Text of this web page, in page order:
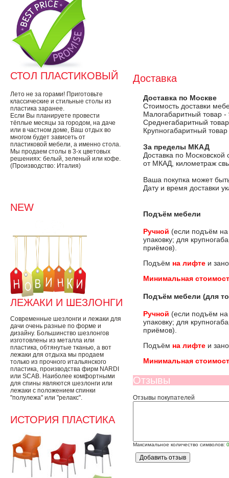
СТОЛ ПЛАСТИКОВЫЙ
Лето не за горами! Приготовьте
классические и стильные столы из
пластика заранее.
Если Вы планируете провести
тёплые месяцы за городом, на даче
или в частном доме, Ваш отдых во
многом будет зависеть от
пластиковой мебели, а именно стола.
Мы продаем столы в 3-х цветовых
решениях: белый, зеленый или кофе.
(Производство: Италия)
NEW
ЛЕЖАКИ И ШЕЗЛОНГИ
Современные шезлонги и лежаки для
дачи очень разные по форме и
дизайну. Большинство шезлонгов
изготовлены из металла или
пластика, обтянутые тканью, а вот
лежаки для отдыха мы продаем
только из прочного итальянского
пластика, производства фирм NARDI
или SCAB. Наиболее комфортными
для спины являются шезлонги или
лежаки с положением спинки
"полулежа" или "релакс".
ИСТОРИЯ ПЛАСТИКА
Доставка
Доставка по Москве
Стоимость доставки
Малогабаритный товар -
Среднегабаритный
Крупногабаритный
За пределы МКАД
Доставка по
от МКАД, километраж
Ваша покупка может
Дату и время доставки
Подъём мебели
Ручной (если подъём
упаковку; для
приёмов).
Подъём на лифте и
Минимальная
Подъём мебели (для
Ручной (если подъём
упаковку; для
приёмов).
Подъём на лифте и
Минимальная
Отзывы
Отзывы покупателей
Максимальное количество символов: 0